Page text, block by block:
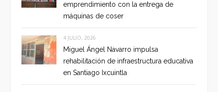
emprendimiento con la entrega de
máquinas de coser
4 JULIO, 2026
Miguel Ángel Navarro impulsa
rehabilitación de infraestructura educativa
en Santiago Ixcuintla